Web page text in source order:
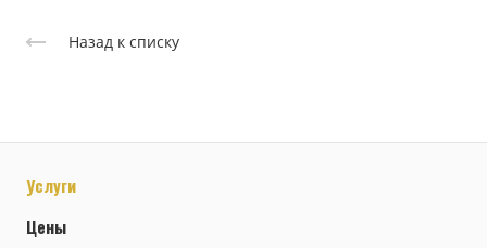
Назад к списку
Услуги
Цены